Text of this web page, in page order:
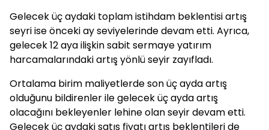
Gelecek üç aydaki toplam istihdam beklentisi artış
seyri ise önceki ay seviyelerinde devam etti. Ayrıca,
gelecek 12 aya ilişkin sabit sermaye yatırım
harcamalarındaki artış yönlü seyir zayıfladı.
Ortalama birim maliyetlerde son üç ayda artış
olduğunu bildirenler ile gelecek üç ayda artış
olacağını bekleyenler lehine olan seyir devam etti.
Gelecek üç aydaki satış fiyatı artış beklentileri de